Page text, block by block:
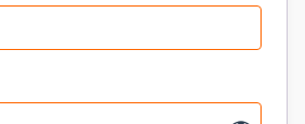
的